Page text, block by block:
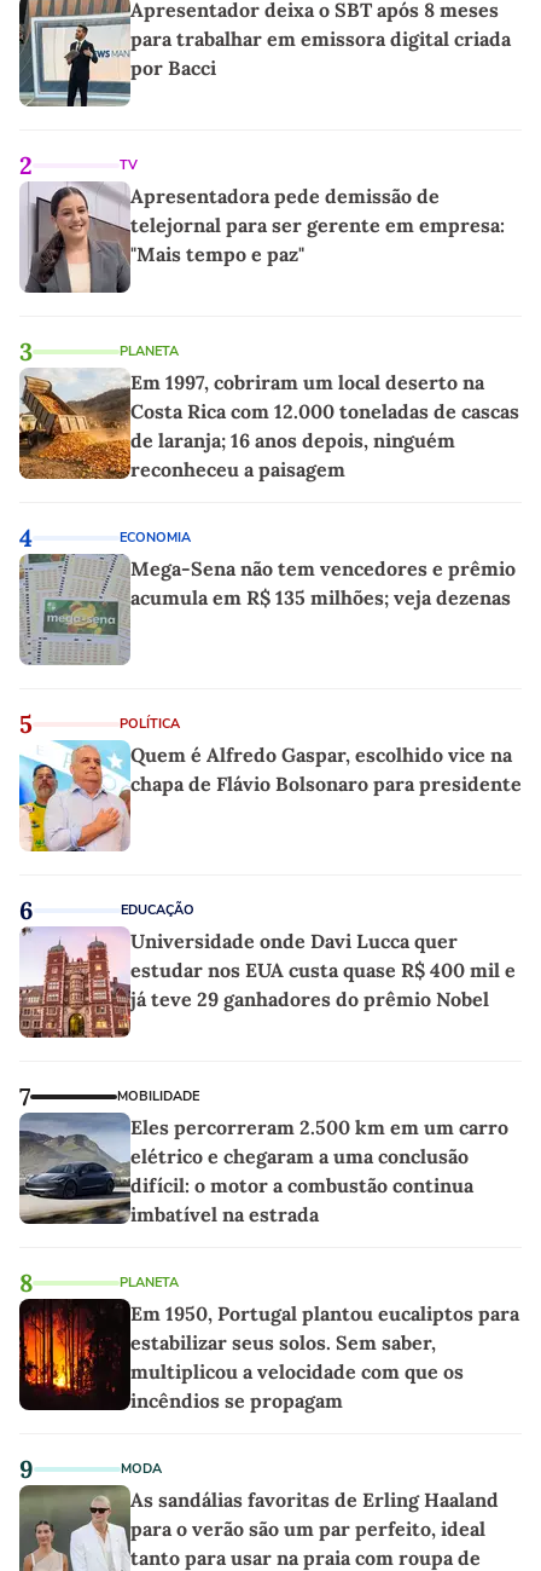
Apresentador deixa o SBT após 8 meses
para trabalhar em emissora digital criada
por Bacci
2 TV
Apresentadora pede demissão de
telejornal para ser gerente em empresa:
"Mais tempo e paz"
3 PLANETA
Em 1997, cobriram um local deserto na
Costa Rica com 12.000 toneladas de cascas
de laranja; 16 anos depois, ninguém
reconheceu a paisagem
4 ECONOMIA
Mega-Sena não tem vencedores e prêmio
acumula em R$ 135 milhões; veja dezenas
5 POLÍTICA
Quem é Alfredo Gaspar, escolhido vice na
chapa de Flávio Bolsonaro para presidente
6 EDUCAÇÃO
Universidade onde Davi Lucca quer
estudar nos EUA custa quase R$ 400 mil e
já teve 29 ganhadores do prêmio Nobel
7 MOBILIDADE
Eles percorreram 2.500 km em um carro
elétrico e chegaram a uma conclusão
difícil: o motor a combustão continua
imbatível na estrada
8 PLANETA
Em 1950, Portugal plantou eucaliptos para
estabilizar seus solos. Sem saber,
multiplicou a velocidade com que os
incêndios se propagam
9 MODA
As sandálias favoritas de Erling Haaland
para o verão são um par perfeito, ideal
tanto para usar na praia com roupa de